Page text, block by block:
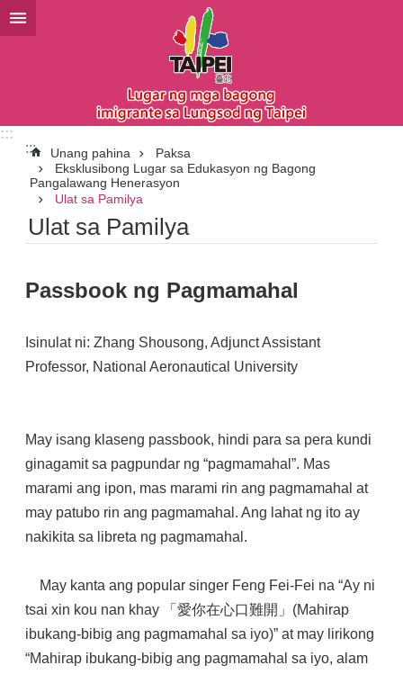
Lumaktaw sa pangunahing bloke ng nilalaman
:::
:::
Unang pahina
Paksa
Eksklusibong Lugar sa Edukasyon ng Bagong
Pangalawang Henerasyon
Ulat sa Pamilya
Ulat sa Pamilya
Passbook ng Pagmamahal
Isinulat ni: Zhang Shousong, Adjunct Assistant
Professor, National Aeronautical University
May isang klaseng passbook, hindi para sa pera kundi
ginagamit sa pagpundar ng “pagmamahal”. Mas
marami ang ipon, mas marami rin ang pagmamahal at
may patubo rin ang pagmamahal. Ang lahat ng ito ay
nakikita sa libreta ng pagmamahal.
May kanta ang popular singer Feng Fei-Fei na “Ay ni
tsai xin kou nan khay 「愛你在心口難開」(Mahirap
ibukang-bibig ang pagmamahal sa iyo)” at may lirikong
“Mahirap ibukang-bibig ang pagmamahal sa iyo, alam